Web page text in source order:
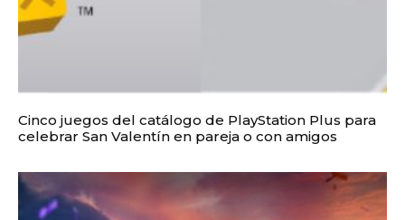
Cinco juegos del catálogo de PlayStation Plus para
celebrar San Valentín en pareja o con amigos